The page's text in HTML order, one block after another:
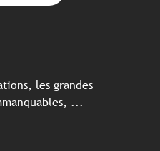
les grandes
...